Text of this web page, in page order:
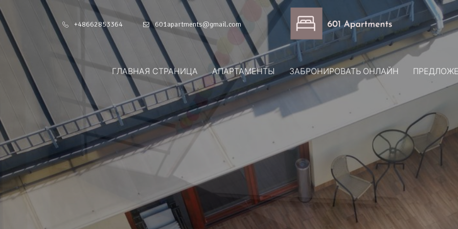
+48662853364 601apartments@gmail.com
ГЛАВНАЯ СТРАНИЦА АПАРТАМЕНТЫ ЗАБРОНИРОВАТЬ ОНЛАЙН